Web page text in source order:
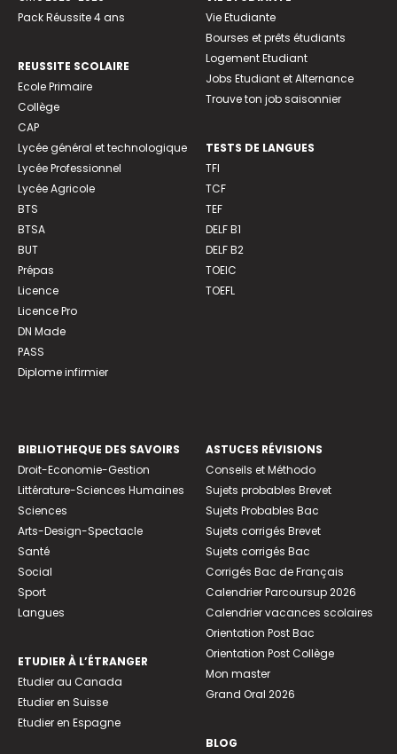
Pack Réussite 4 ans
REUSSITE SCOLAIRE
Ecole Primaire
Collège
CAP
Lycée général et technologique
Lycée Professionnel
Lycée Agricole
BTS
BTSA
BUT
Prépas
Licence
Licence Pro
DN Made
PASS
Diplome infirmier
Vie Etudiante
Bourses et prêts étudiants
Logement Etudiant
Jobs Etudiant et Alternance
Trouve ton job saisonnier
TESTS DE LANGUES
TFI
TCF
TEF
DELF B1
DELF B2
TOEIC
TOEFL
BIBLIOTHEQUE DES SAVOIRS
Droit-Economie-Gestion
Littérature-Sciences Humaines
Sciences
Arts-Design-Spectacle
Santé
Social
Sport
Langues
ETUDIER À L’ÉTRANGER
Etudier au Canada
Etudier en Suisse
Etudier en Espagne
ASTUCES RÉVISIONS
Conseils et Méthodo
Sujets probables Brevet
Sujets Probables Bac
Sujets corrigés Brevet
Sujets corrigés Bac
Corrigés Bac de Français
Calendrier Parcoursup 2026
Calendrier vacances scolaires
Orientation Post Bac
Orientation Post Collège
Mon master
Grand Oral 2026
BLOG